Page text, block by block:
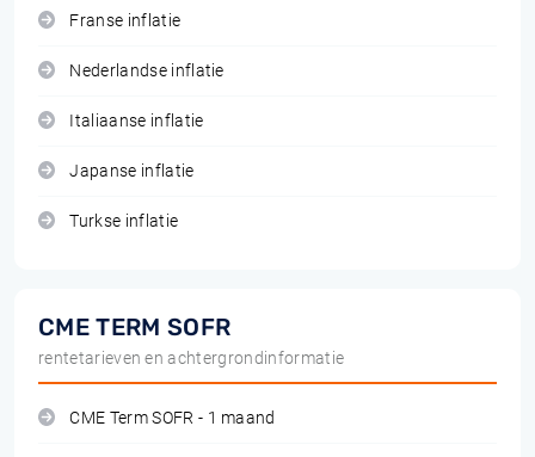
Franse inflatie
Nederlandse inflatie
Italiaanse inflatie
Japanse inflatie
Turkse inflatie
CME TERM SOFR
rentetarieven en achtergrondinformatie
CME Term SOFR - 1 maand